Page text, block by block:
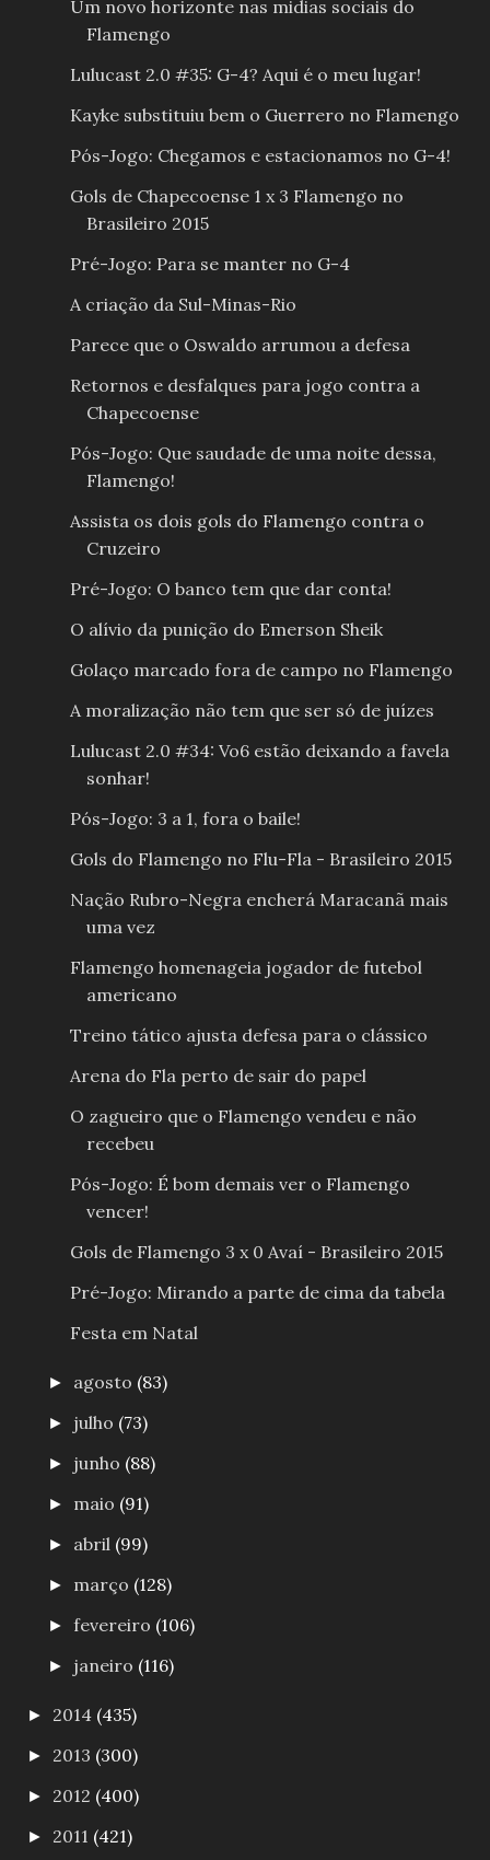
Um novo horizonte nas midias sociais do
Flamengo
Lulucast 2.0 #35: G-4? Aqui é o meu lugar!
Kayke substituiu bem o Guerrero no Flamengo
Pós-Jogo: Chegamos e estacionamos no G-4!
Gols de Chapecoense 1 x 3 Flamengo no
Brasileiro 2015
Pré-Jogo: Para se manter no G-4
A criação da Sul-Minas-Rio
Parece que o Oswaldo arrumou a defesa
Retornos e desfalques para jogo contra a
Chapecoense
Pós-Jogo: Que saudade de uma noite dessa,
Flamengo!
Assista os dois gols do Flamengo contra o
Cruzeiro
Pré-Jogo: O banco tem que dar conta!
O alívio da punição do Emerson Sheik
Golaço marcado fora de campo no Flamengo
A moralização não tem que ser só de juízes
Lulucast 2.0 #34: Vo6 estão deixando a favela
sonhar!
Pós-Jogo: 3 a 1, fora o baile!
Gols do Flamengo no Flu-Fla - Brasileiro 2015
Nação Rubro-Negra encherá Maracanã mais
uma vez
Flamengo homenageia jogador de futebol
americano
Treino tático ajusta defesa para o clássico
Arena do Fla perto de sair do papel
O zagueiro que o Flamengo vendeu e não
recebeu
Pós-Jogo: É bom demais ver o Flamengo
vencer!
Gols de Flamengo 3 x 0 Avaí - Brasileiro 2015
Pré-Jogo: Mirando a parte de cima da tabela
Festa em Natal
► agosto (83)
► julho (73)
► junho (88)
► maio (91)
► abril (99)
► março (128)
►fevereiro (106)
► janeiro (116)
► 2014 (435)
► 2013 (300)
► 2012 (400)
► 2011 (421)